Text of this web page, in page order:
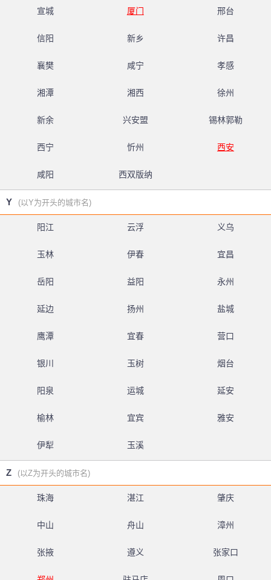
宣城 厦门 邢台
信阳 新乡 许昌
襄樊 咸宁 孝感
湘潭 湘西 徐州
新余 兴安盟 锡林郭勒
西宁 忻州 西安
咸阳 西双版纳
Y (以Y为开头的城市名)
阳江 云浮 义乌
玉林 伊春 宜昌
岳阳 益阳 永州
延边 扬州 盐城
鹰潭 宜春 营口
银川 玉树 烟台
阳泉 运城 延安
榆林 宜宾 雅安
伊犁 玉溪
Z (以Z为开头的城市名)
珠海 湛江 肇庆
中山 舟山 漳州
张掖 遵义 张家口